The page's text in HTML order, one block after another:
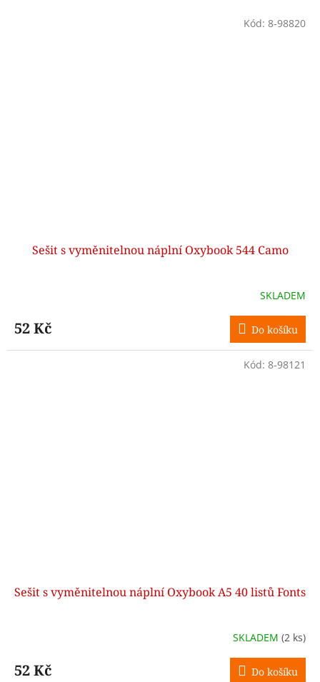
Sešit s vyměnitelnou náplní Oxybook 544 Camo
SKLADEM
52 Kč Do košíku
Kód: 8-98820
Sešit s vyměnitelnou náplní Oxybook A5 40 listů Fonts
SKLADEM (2 ks)
52 Kč Do košíku
Kód: 8-98121